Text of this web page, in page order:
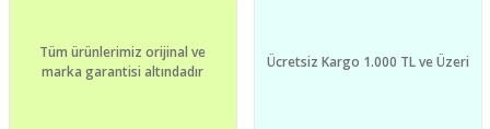
Tüm ürünlerimiz orijinal ve
marka garantisi altındadır
Ücretsiz Kargo 1.000 TL ve Üzeri